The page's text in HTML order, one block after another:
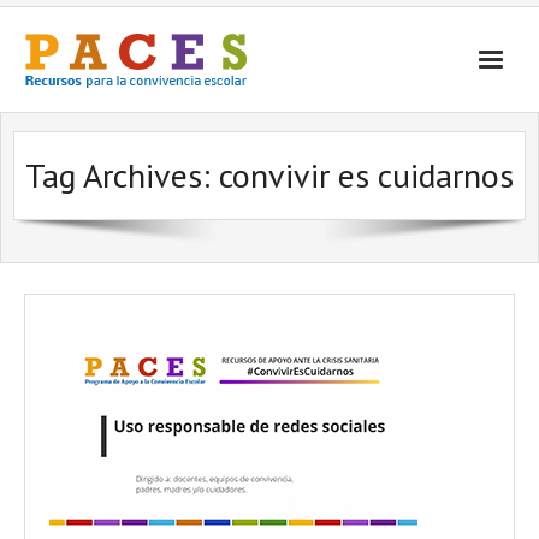
Inicio
¿Qué es PACES Recursos?
Por Temática
Tag Archives: convivir es cuidarnos